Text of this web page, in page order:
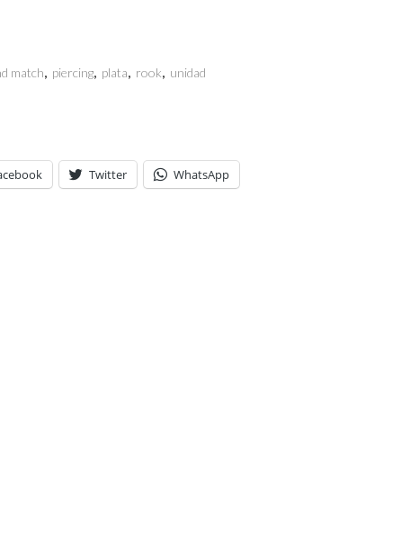
match, piercing, plata, rook, unidad
Twitter WhatsApp